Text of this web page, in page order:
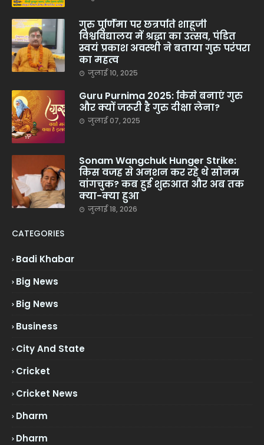
गुरु पूर्णिमा पर छत्रपति शाहूजी
विश्वविद्यालय में श्रद्धा का उत्सव, पंडित
स्वयं प्रकाश अवस्थी ने बताया गुरु परंपरा
का महत्व
जुलाई 10, 2025
Guru Purnima 2025: किसे बनाएं गुरु
और क्यों जरूरी है गुरु दीक्षा लेना?
जुलाई 07, 2025
Sonam Wangchuk Hunger Strike:
किस वजह से अनशन कर रहे थे सोनम
वांगचुक? कब हुई शुरुआत और अब तक
क्या-क्या हुआ
जुलाई 18, 2026
CATEGORIES
Badi Khabar
Big News
Big News
Business
City And State
Cricket
Cricket News
Dharm
Dharm